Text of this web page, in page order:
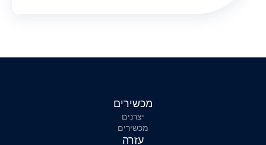
מכשירים
יצרנים
מכשירים
עזרה